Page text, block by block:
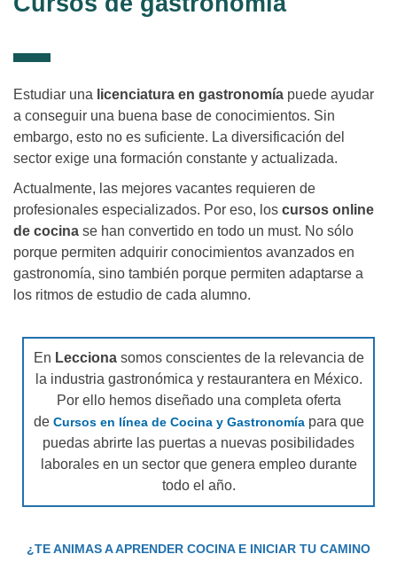
Estudiar una licenciatura en gastronomía puede ayudar
a conseguir una buena base de conocimientos. Sin
embargo, esto no es suficiente. La diversificación del
sector exige una formación constante y actualizada.
Actualmente, las mejores vacantes requieren de
profesionales especializados. Por eso, los cursos online
de cocina se han convertido en todo un must. No sólo
porque permiten adquirir conocimientos avanzados en
gastronomía, sino también porque permiten adaptarse a
los ritmos de estudio de cada alumno.
En Leccionasomos conscientes de la relevancia de
la industria gastronómica y restaurantera en México.
Por ello hemos diseñado una completa oferta
de Cursos en línea de Cocina y Gastronomíapara que
puedas abrirte las puertas a nuevas posibilidades
laborales en un sector que genera empleo durante
todo el año.
¿TE ANIMAS A APRENDER COCINA E INICIAR TU CAMINO